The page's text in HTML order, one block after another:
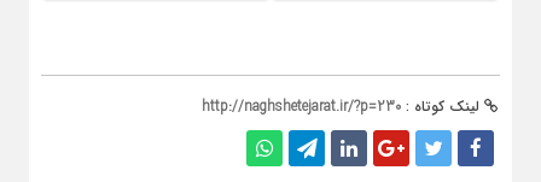
لینک کوتاه : http://naghshetejarat.ir/?p=230